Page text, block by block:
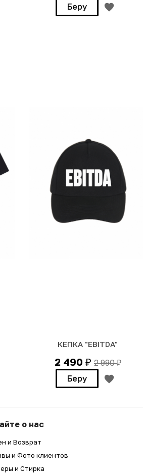
Беру
КЕПКА "EBITDA"
2 490 ₽ 2 990₽
Беру
о нас
и Возврат
и Фото клиентов
и Стирка